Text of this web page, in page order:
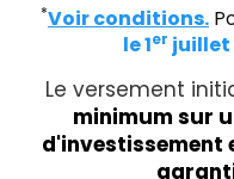
*Voir conditions.
le 1er juillet
Le versement
minimum sur
d'investissement